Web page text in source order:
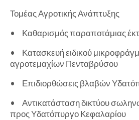
Τομέας Αγροτικής Ανάπτυξης
•
Καθαρισμός παραποτάμιας
•
Κατασκευή ειδικού
αγροτεμαχίων Πενταβρύσου
•
Επιδιορθώσεις βλαβών
•
Αντικατάσταση δικτύου
προς Υδατόπυργο Κεφαλαρίου